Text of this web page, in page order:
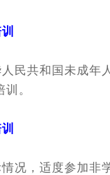
共和国未成年
。
，适度参加非